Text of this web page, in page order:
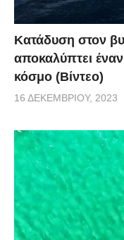
Κατάδυση στον
αποκαλύπτει
κόσμο (Βίντεο)
16 ΔΕΚΕΜΒΡΊΟΥ, 2023